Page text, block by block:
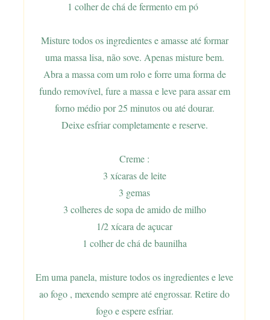
1 colher de chá de fermento em pó
Misture todos os ingredientes e amasse até formar
uma massa lisa, não sove. Apenas misture bem.
Abra a massa com um rolo e forre uma forma de
fundo removível, fure a massa e leve para assar em
forno médio por 25 minutos ou até dourar.
Deixe esfriar completamente e reserve.
Creme :
3 xícaras de leite
3 gemas
3 colheres de sopa de amido de milho
1/2 xícara de açucar
1 colher de chá de baunilha
Em uma panela, misture todos os ingredientes e leve
ao fogo , mexendo sempre até engrossar. Retire do
fogo e espere esfriar.